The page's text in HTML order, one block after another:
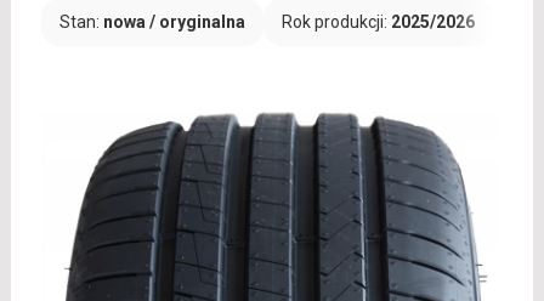
Stan: nowa / oryginalna Rok produkcji: 2025/2026